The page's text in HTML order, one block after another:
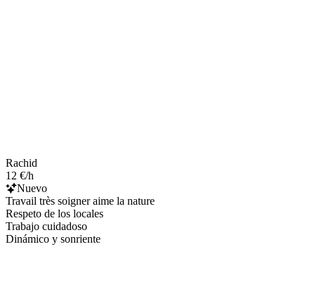
Rachid
12 €/h
Nuevo
Travail très soigner aime la nature
Respeto de los locales
Trabajo cuidadoso
Dinámico y sonriente